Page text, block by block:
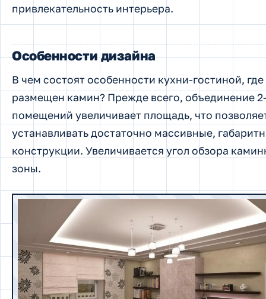
привлекательность интерьера.
Особенности дизайна
В чем состоят особенности кухни-гостиной, где
размещен камин? Прежде всего, объединение
помещений увеличивает площадь, что
устанавливать достаточно массивные,
конструкции. Увеличивается угол обзора
зоны.